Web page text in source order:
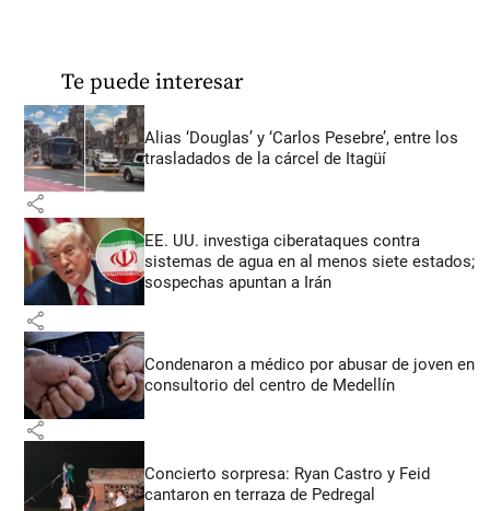
Te puede interesar
Alias ‘Douglas’ y ‘Carlos Pesebre’, entre los
trasladados de la cárcel de Itagüí
share
EE. UU. investiga ciberataques contra
sistemas de agua en al menos siete estados;
sospechas apuntan a Irán
share
Condenaron a médico por abusar de joven en
consultorio del centro de Medellín
share
Concierto sorpresa: Ryan Castro y Feid
cantaron en terraza de Pedregal